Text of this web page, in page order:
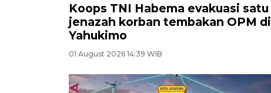
Koops TNI Habema evakuasi satu
jenazah korban tembakan OPM di
Yahukimo
01 August 2026 14:39 WIB